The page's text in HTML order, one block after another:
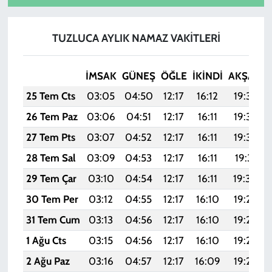
TUZLUCA AYLIK NAMAZ VAKITLERI
İMSAK GÜNEŞ ÖĞLE İKINDI AKŞAM
25 Tem Cts
03:05 04:50 12:17 16:12 19:34
26 Tem Paz
03:06 04:51 12:17 16:11 19:33
27 Tem Pts
03:07 04:52 12:17 16:11 19:32
28 Tem Sal
03:09 04:53 12:17 16:11 19:31
29 Tem Çar
03:10 04:54 12:17 16:11 19:30
30 Tem Per
03:12 04:55 12:17 16:10 19:29
31 Tem Cum
03:13 04:56 12:17 16:10 19:28
1 Ağu Cts
03:15 04:56 12:17 16:10 19:27
2 Ağu Paz
03:16 04:57 12:17 16:09 19:26